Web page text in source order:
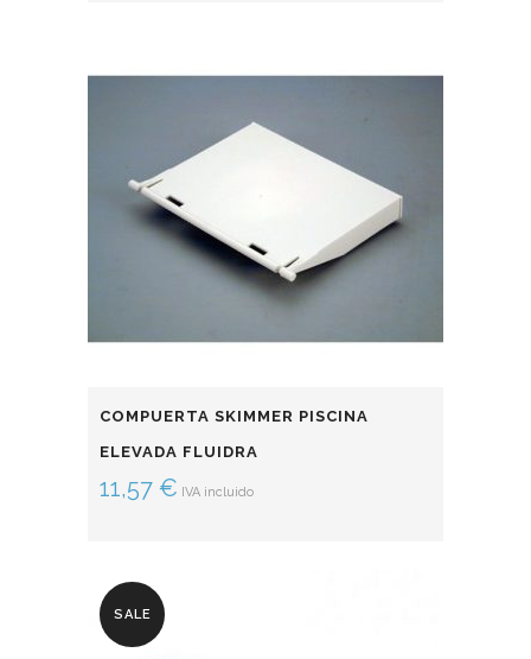
COMPUERTA SKIMMER PISCINA
ELEVADA FLUIDRA
11,57 € IVA incluido
SALE